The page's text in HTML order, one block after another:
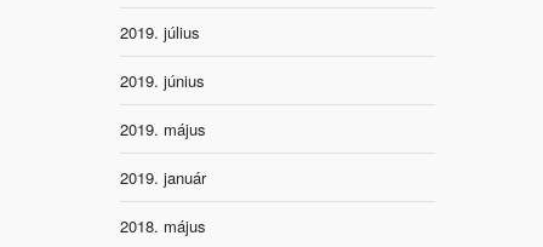
2019. július
2019. június
2019. május
2019. január
2018. május